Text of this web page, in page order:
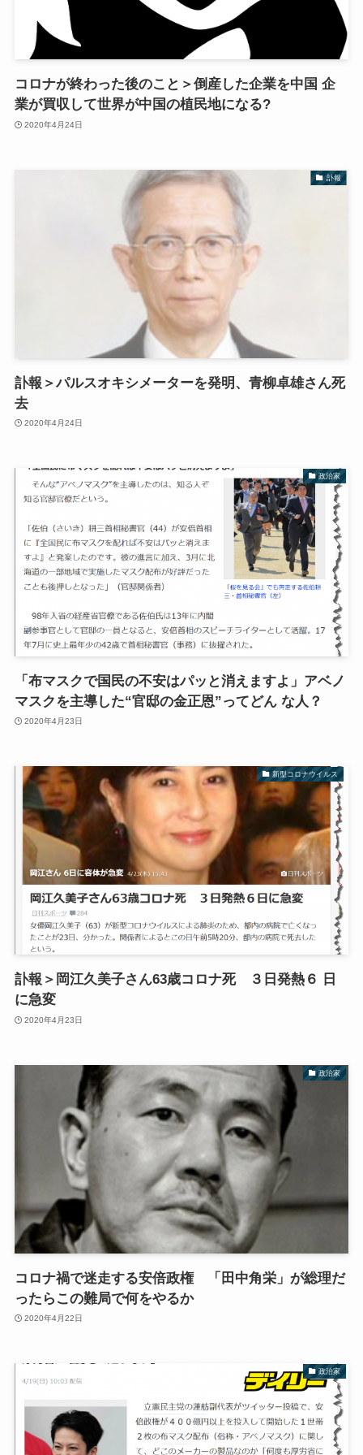
コロナが終わった後のこと＞倒産した企業を中国 企
業が買収して世界が中国の植民地になる?
2020年4月24日
訃報
訃報＞パルスオキシメーターを発明、青柳卓雄さん死
去
2020年4月24日
政治家
「布マスクで国民の不安はパッと消えますよ」アベノ
マスクを主導した“官邸の金正恩”ってどん な人？
2020年4月23日
新型コロナウイルス
訃報＞岡江久美子さん63歳コロナ死 ３日発熱６ 日
に急変
2020年4月23日
政治家
コロナ禍で迷走する安倍政権 「田中角栄」が総理だ
ったらこの難局で何をやるか
2020年4月22日
政治家